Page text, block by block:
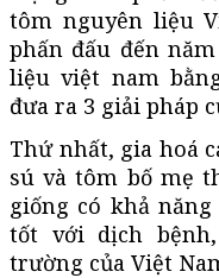
tôm nguyên liệu
phấn đấu đến
liệu việt nam
đưa ra 3 giải pháp
Thứ nhất, gia hoá
sú và tôm bố mẹ
giống có khả
tốt với dịch
trường của Việt